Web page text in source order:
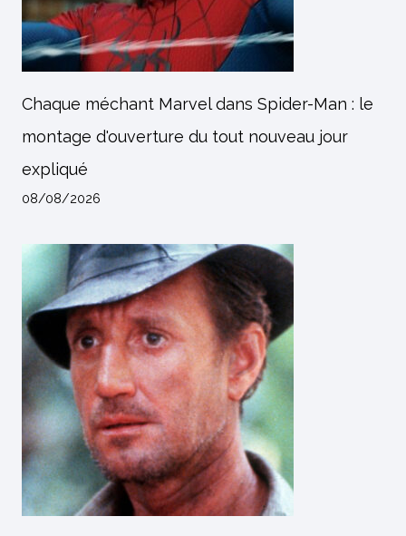
Chaque méchant Marvel dans Spider-Man : le
montage d'ouverture du tout nouveau jour
expliqué
08/08/2026